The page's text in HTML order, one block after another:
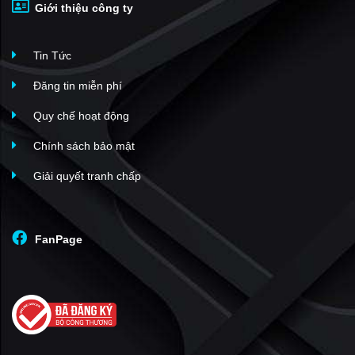
Alumi - Alluvia City
Masteri Grand Coast
Sol Forest Ecopark
Masteri Era Landmark
Vaquarius Văn Giang
Khu đô thị Lạc Hồng Phúc
Masteri Trinity Square
The Landmark Ecopark
Trust City Văn Giang
Mega Grand World Hà Nội
(5)
The Gateway City
Lumiere Wellspring
Giới thiệu công ty
Tin Tức
Đăng tin miễn phí
Quy chế hoạt động
Chính sách bảo mật
Giải quyết tranh chấp
FanPage